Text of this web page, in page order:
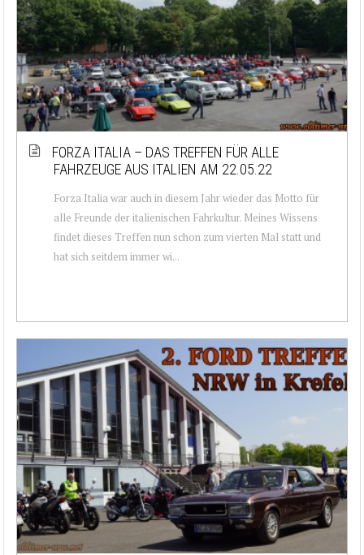
FORZA ITALIA – DAS TREFFEN FÜR ALLE
FAHRZEUGE AUS ITALIEN AM 22.05.22
Forza Italia war auch in diesem Jahr wieder das Motto für
alle Freunde der italienischen Fahrkultur. Meines Wissens
findet dieses Treffen nun schon zum vierten Mal statt und
hat sich seitdem immer wi...